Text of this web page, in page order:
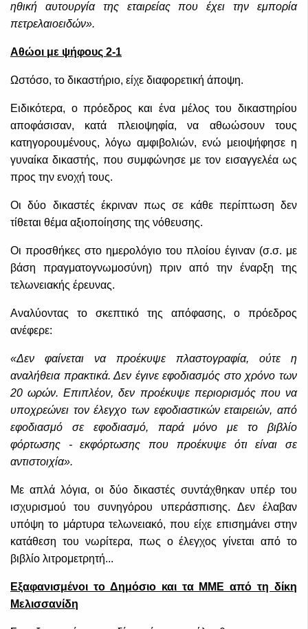
ηθική αυτουργία της εταιρείας που έχει την εμπορία
πετρελαιοειδών».
Αθώοι με ψήφους 2-1
Ωστόσο, το δικαστήριο, είχε διαφορετική άποψη.
Ειδικότερα, ο πρόεδρος και ένα μέλος του δικαστηρίου
αποφάσισαν, κατά πλειοψηφία, να αθωώσουν τους
κατηγορουμένους, λόγω αμφιβολιών, ενώ μειοψήφησε η
γυναίκα δικαστής, που συμφώνησε με τον εισαγγελέα ως
προς την ενοχή τους.
Οι δύο δικαστές έκριναν πως σε κάθε περίπτωση δεν
τίθεται θέμα αξιοποίησης της νόθευσης.
Οι προσθήκες στο ημερολόγιο του πλοίου έγιναν (σ.σ. με
βάση πραγματογνωμοσύνη) πριν από την έναρξη της
τελωνειακής έρευνας.
Αναλύοντας το σκεπτικό της απόφασης, ο πρόεδρος
ανέφερε:
«Δεν φαίνεται να προέκυψε πλαστογραφία, ούτε η
αναλήθεια πρακτικά. Δεν έγινε εφοδιασμός στο χρόνο των
20 ωρών. Επιπλέον, δεν προέκυψε περιορισμός που να
υποχρεώνει τον έλεγχο των εφοδιαστικών εταιρειών, από
εφοδιασμό σε εφοδιασμό, παρά μόνο με το βιβλίο
φόρτωσης - εκφόρτωσης που προέκυψε ότι είναι σε
αντιστοιχία».
Με απλά λόγια, οι δύο δικαστές συντάχθηκαν υπέρ του
ισχυρισμού του συνηγόρου υπεράσπισης. Δεν έλαβαν
υπόψη το μάρτυρα τελωνειακό, που είχε επισημάνει στην
κατάθεση του νωρίτερα, πως ο έλεγχος γίνεται από το
βιβλίο λιτρομετρητή...
Εξαφανισμένοι το Δημόσιο και τα ΜΜΕ από τη δίκη
Μελισσανίδη